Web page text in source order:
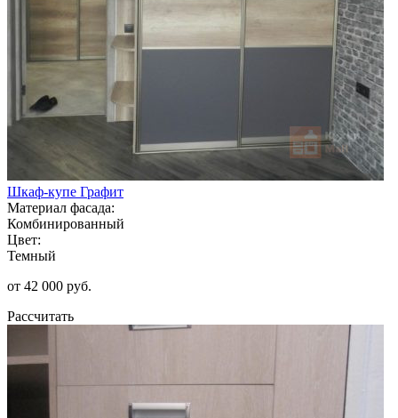
Шкаф-купе Графит
Материал фасада:
Комбинированный
Цвет:
Темный
от 42 000 руб.
Рассчитать